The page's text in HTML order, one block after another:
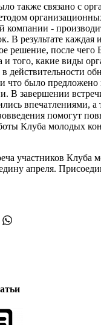
также связано с
компании -
В результате каждая
решение, после
и того, какие виды
действительности
и что было
В завершении
впечатлениями, а
помогут
Клуба молодых
участников Клуба
апреля.